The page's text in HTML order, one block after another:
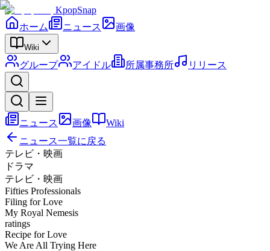
KpopSnap
ホーム
ニュース 画像
Wiki
グループ アイドル 所属事務所 リリース
ニュース 画像
Wiki
ニュース一覧に戻る
テレビ・映画
ドラマ
テレビ・映画
Fifties Professionals
Filing for Love
My Royal Nemesis
ratings
Recipe for Love
We Are All Trying Here